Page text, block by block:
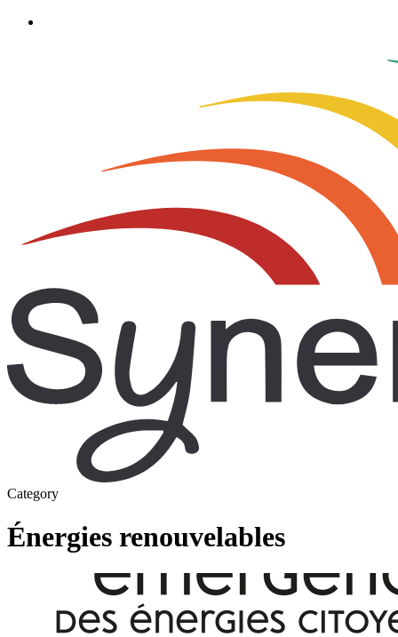
Category
Énergies renouvelables